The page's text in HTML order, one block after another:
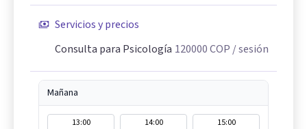
Servicios y precios
Consulta para Psicología 120000COP / sesión
Mañana
13:00 14:00
15:00